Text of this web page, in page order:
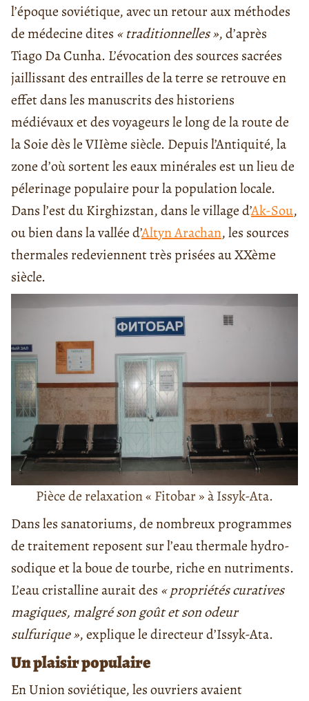
l’époque soviétique, avec un retour aux méthodes
de médecine dites « traditionnelles », d’après
Tiago Da Cunha. L’évocation des sources sacrées
jaillissant des entrailles de la terre se retrouve en
effet dans les manuscrits des historiens
médiévaux et des voyageurs le long de la route de
la Soie dès le VIIème siècle. Depuis l’Antiquité, la
zone d’où sortent les eaux minérales est un lieu de
pélerinage populaire pour la population locale.
Dans l’est du Kirghizstan, dans le village d’Ak-Sou,
ou bien dans la vallée d’Altyn Arachan, les sources
thermales redeviennent très prisées au XXème
siècle.
Pièce de relaxation « Fitobar » à Issyk-Ata.
Dans les sanatoriums, de nombreux programmes
de traitement reposent sur l’eau thermale hydro-
sodique et la boue de tourbe, riche en nutriments.
L’eau cristalline aurait des « propriétés curatives
magiques, malgré son goût et son odeur
sulfurique », explique le directeur d’Issyk-Ata.
Un plaisir populaire
En Union soviétique, les ouvriers avaient